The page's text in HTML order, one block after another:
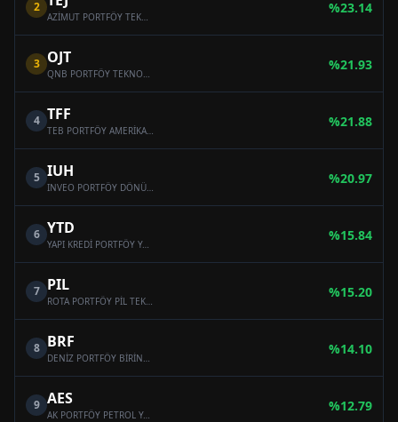
2
AZİMUT PORTFÖY TEKNOLOJİ FON SEPETİ FONU
%23.14
3 OJT
QNB PORTFÖY TEKNOLOJİ FON SEPETİ FONU
%21.93
4 TFF
TEB PORTFÖY AMERİKA TEKNOLOJİ YABANCI BYF FON SEPETİ FONU
%21.88
5 IUH
INVEO PORTFÖY DÖNÜŞTÜRÜCÜ TEKNOLOJİLER FON SEPETİ FONU
%20.97
6 YTD
YAPI KREDİ PORTFÖY YABANCI FON SEPETİ FONU
%15.84
7 PIL
ROTA PORTFÖY PİL TEKNOLOJİLERİ VE ENERJİ FON SEPETİ FONU
%15.20
8 BRF
DENİZ PORTFÖY BİRİNCİ FON SEPETİ FONU
%14.10
9 AES
AK PORTFÖY PETROL YABANCI BYF FON SEPETİ FONU
%12.79